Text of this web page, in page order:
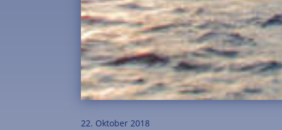
22. Oktober 2018